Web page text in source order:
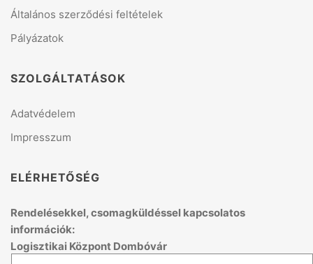
Általános szerződési feltételek
Pályázatok
SZOLGÁLTATÁSOK
Adatvédelem
Impresszum
ELÉRHETŐSÉG
Rendelésekkel, csomagküldéssel kapcsolatos
információk:
Logisztikai Központ Dombóvár